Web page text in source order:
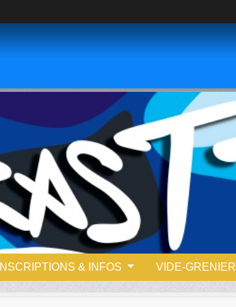
INSCRIPTIONS & INFOS VIDE-GRENIER